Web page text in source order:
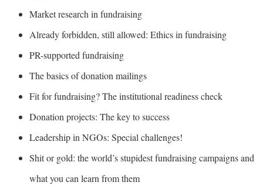
Market research in fundraising
Already forbidden, still allowed: Ethics in fundraising
PR-supported fundraising
The basics of donation mailings
Fit for fundraising? The institutional readiness check
Donation projects: The key to success
Leadership in NGOs: Special challenges!
Shit or gold: the world’s stupidest fundraising campaigns and
what you can learn from them